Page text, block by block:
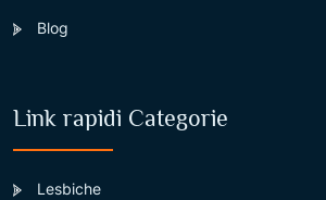
Blog
Link rapidi Categorie
Lesbiche